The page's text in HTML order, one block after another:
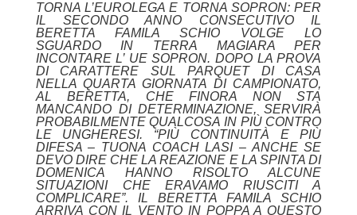
TORNA L’EUROLEGA E TORNA SOPRON: PER
IL SECONDO ANNO CONSECUTIVO IL
BERETTA FAMILA SCHIO VOLGE LO
SGUARDO IN TERRA MAGIARA PER
INCONTARE L’ UE SOPRON. DOPO LA PROVA
DI CARATTERE SUL PARQUET DI CASA
NELLA QUARTA GIORNATA DI CAMPIONATO,
AL BERETTA, CHE FINORA NON STA
MANCANDO DI DETERMINAZIONE, SERVIRÀ
PROBABILMENTE QUALCOSA IN PIÙ CONTRO
LE UNGHERESI. “PIÙ CONTINUITÀ E PIÙ
DIFESA – TUONA COACH LASI – ANCHE SE
DEVO DIRE CHE LA REAZIONE E LA SPINTA DI
DOMENICA HANNO RISOLTO ALCUNE
SITUAZIONI CHE ERAVAMO RIUSCITI A
COMPLICARE”. IL BERETTA FAMILA SCHIO
ARRIVA CON IL VENTO IN POPPA A QUESTO